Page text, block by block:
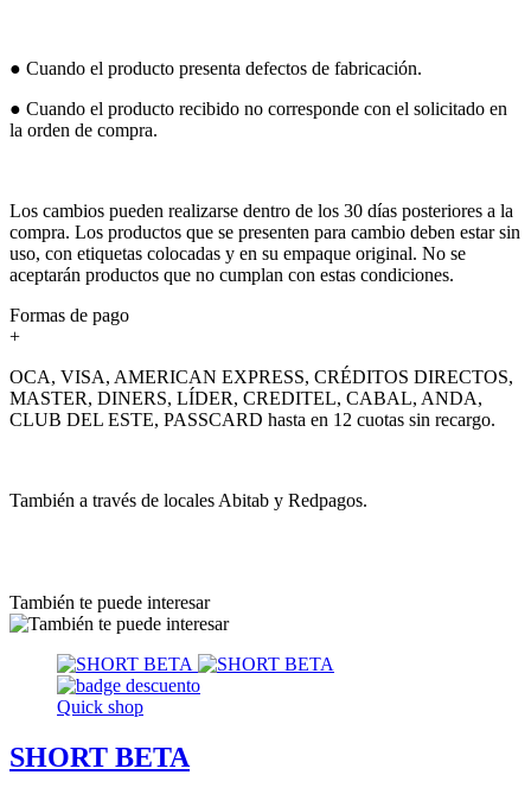
● Cuando el producto presenta defectos de fabricación.
● Cuando el producto recibido no corresponde con el solicitado en
la orden de compra.
Los cambios pueden realizarse dentro de los 30 días posteriores a la
compra. Los productos que se presenten para cambio deben estar sin
uso, con etiquetas colocadas y en su empaque original. No se
aceptarán productos que no cumplan con estas condiciones.
Formas de pago
+
OCA, VISA, AMERICAN EXPRESS, CRÉDITOS DIRECTOS,
MASTER, DINERS, LÍDER, CREDITEL, CABAL, ANDA,
CLUB DEL ESTE, PASSCARD hasta en 12 cuotas sin recargo.
También a través de locales Abitab y Redpagos.
También te puede interesar
Quick shop
SHORT BETA